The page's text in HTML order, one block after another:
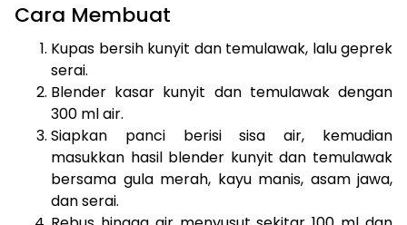
Cara Membuat
Kupas bersih kunyit dan temulawak, lalu geprek
serai.
Blender kasar kunyit dan temulawak dengan
300 ml air.
Siapkan panci berisi sisa air, kemudian
masukkan hasil blender kunyit dan temulawak
bersama gula merah, kayu manis, asam jawa,
dan serai.